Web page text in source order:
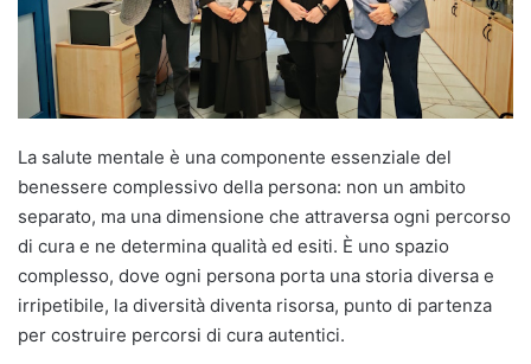
La salute mentale è una componente essenziale del
benessere complessivo della persona: non un ambito
separato, ma una dimensione che attraversa ogni percorso
di cura e ne determina qualità ed esiti. È uno spazio
complesso, dove ogni persona porta una storia diversa e
irripetibile, la diversità diventa risorsa, punto di partenza
per costruire percorsi di cura autentici.